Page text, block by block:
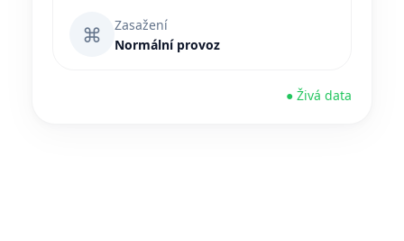
⌘
Zasažení
Normální provoz
● Živá data